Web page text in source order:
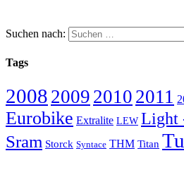
Suchen nach:
Tags
2008 2009 2010 2011
Eurobike Extralite LEW Light
Sram Storck Syntace THM Titan